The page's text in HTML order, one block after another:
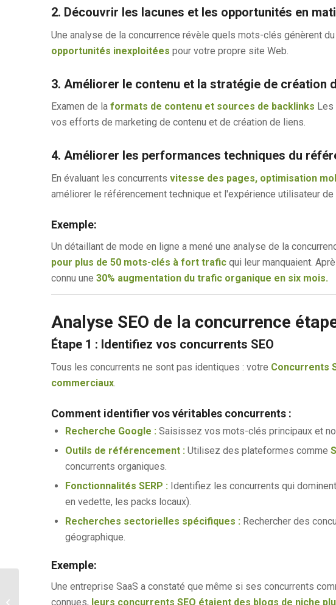
2. Découvrir les lacunes et les opportunités en
Une analyse de la concurrence révèle quels mots-clés génèrent
opportunités inexploitées pour votre propre site Web.
3. Améliorer le contenu et la stratégie de création
Examen de la formats de contenu et sources de backlinks
vos efforts de marketing de contenu et de création de liens.
4. Améliorer les performances techniques du
En évaluant les concurrents vitesse des pages, optimisation
améliorer le référencement technique et l'expérience utilisateur
Exemple:
Un détaillant de mode en ligne a mené une analyse de la
pour plus de 50 mots-clés à fort traficqui leur manquaient.
connu une 30% augmentation du trafic organique en six mois.
Analyse SEO de la concurrence
Étape 1 : Identifiez vos concurrents SEO
Tous les concurrents ne sont pas identiques : votre Concurrents
commerciaux.
Comment identifier vos véritables concurrents :
Recherche Google :Saisissez vos mots-clés principaux et
Outils de référencement :Utilisez des plateformes comme
concurrents organiques.
Fonctionnalités SERP :Identifiez les concurrents qui
en vedette, les packs locaux).
Recherches sectorielles spécifiques :Rechercher des
géographique.
Exemple:
Une entreprise SaaS a constaté que même si ses concurrents
connues, leurs concurrents SEO étaient des blogs de niche
Le guide ultime du
référencement